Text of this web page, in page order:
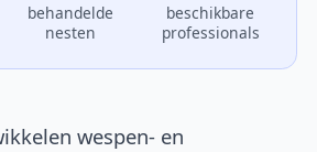
behandelde
nesten
beschikbare
professionals
wespen- en